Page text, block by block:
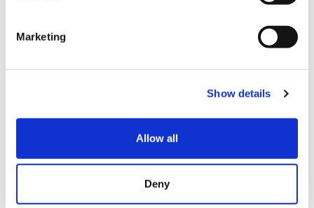
Marketing
Show details
Allow all
Deny
Master信用卡
各种信用卡